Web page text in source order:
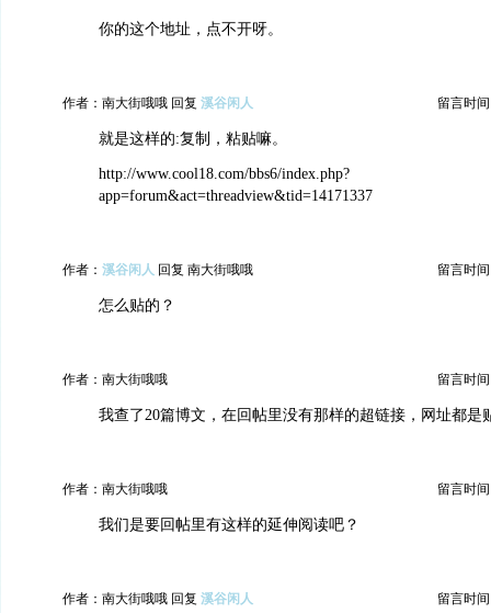
你的这个地址，点不开呀。
作者：南大街哦哦 回复 溪谷闲人 留言时间
就是这样的:复制，粘贴嘛。
http://www.cool18.com/bbs6/index.php?
app=forum&act=threadview&tid=14171337
作者： 溪谷闲人 回复 南大街哦哦 留言时间
怎么贴的？
作者：南大街哦哦 留言时间
我查了20篇博文，在回帖里没有那样的超链接，网址都是
作者：南大街哦哦 留言时间
我们是要回帖里有这样的延伸阅读吧？
作者：南大街哦哦 回复 溪谷闲人 留言时间